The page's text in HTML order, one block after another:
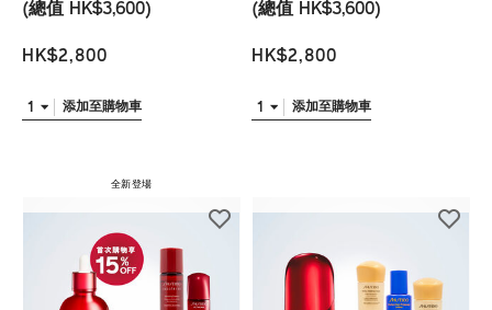
(總值 HK$3,600)
HK$2,800
1 添加至購物車
(總值 HK$3,600)
HK$2,800
1 添加至購物車
全新登場